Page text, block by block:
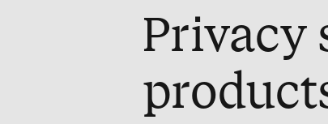
Privacy